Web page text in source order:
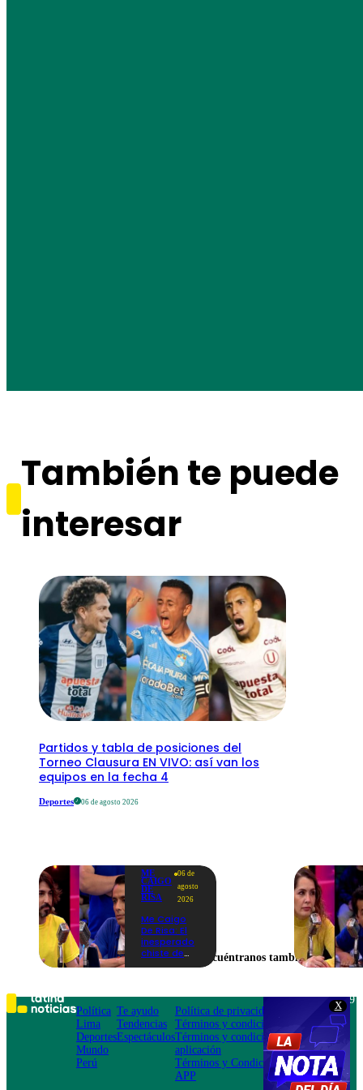
X
También te puede
interesar
Partidos y tabla de posiciones del
Torneo Clausura EN VIVO: así van los
equipos en la fecha 4
Deportes 06 de agosto 2026
ME
CAIGO
DE
RISA
06 de
agosto
2026
Me Caigo
De Risa: El
inesperado
chiste de
hizo
explotar a
todo el set
Encuéntranos también en
Política
Lima
Deportes
Mundo
Perú
Te ayudo
Tendencias
Espectáculos
Política de privacidad
Términos y condiciones
Términos y condiciones
aplicación
Términos y Condiciones
APP
Teléfono: 219
Av. San
Felipe 968
Jesús María